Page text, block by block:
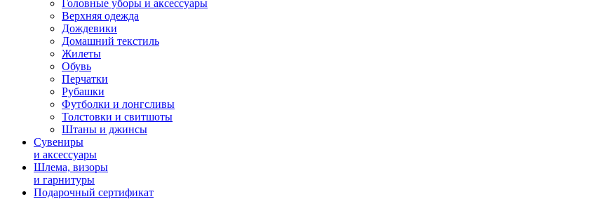
Головные уборы и аксессуары
Верхняя одежда
Дождевики
Домашний текстиль
Жилеты
Обувь
Перчатки
Рубашки
Футболки и лонгсливы
Толстовки и свитшоты
Штаны и джинсы
Сувениры
и аксессуары
Шлема, визоры
и гарнитуры
Подарочный сертификат